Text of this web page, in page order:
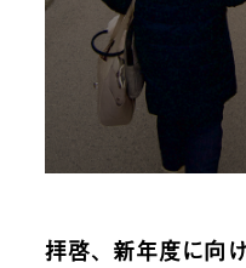
拝啓、新年度に向